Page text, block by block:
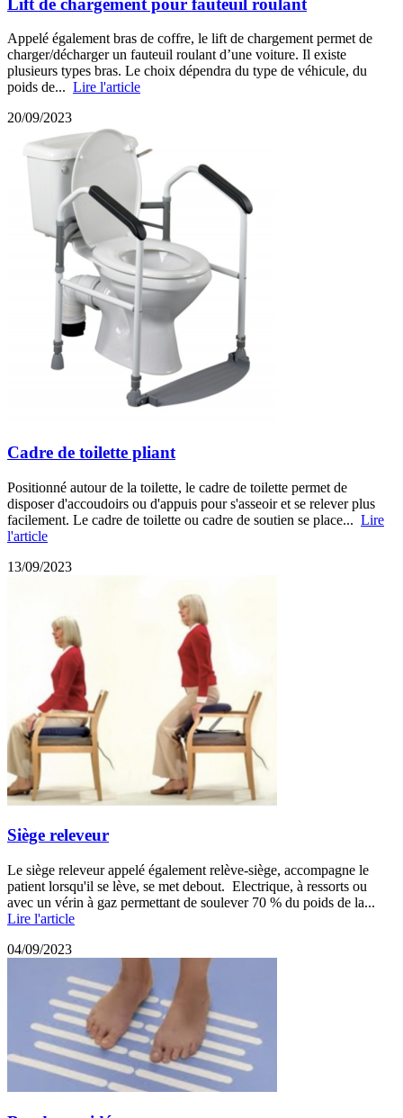
Appelé également bras de coffre, le lift de chargement permet de
charger/décharger un fauteuil roulant d’une voiture. Il existe
plusieurs types bras. Le choix dépendra du type de véhicule, du
poids de... Lire l'article
20/09/2023
Cadre de toilette pliant
Positionné autour de la toilette, le cadre de toilette permet de
disposer d'accoudoirs ou d'appuis pour s'asseoir et se relever plus
facilement. Le cadre de toilette ou cadre de soutien se place... Lire
l'article
13/09/2023
Siège releveur
Le siège releveur appelé également relève-siège, accompagne le
patient lorsqu'il se lève, se met debout. Electrique, à ressorts ou
avec un vérin à gaz permettant de soulever 70 % du poids de la...
Lire l'article
04/09/2023